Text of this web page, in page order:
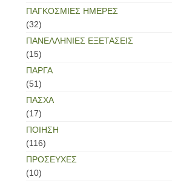
ΠΑΓΚΟΣΜΙΕΣ ΗΜΕΡΕΣ
(32)
ΠΑΝΕΛΛΗΝΙΕΣ ΕΞΕΤΑΣΕΙΣ
(15)
ΠΑΡΓΑ
(51)
ΠΑΣΧΑ
(17)
ΠΟΙΗΣΗ
(116)
ΠΡΟΣΕΥΧΕΣ
(10)